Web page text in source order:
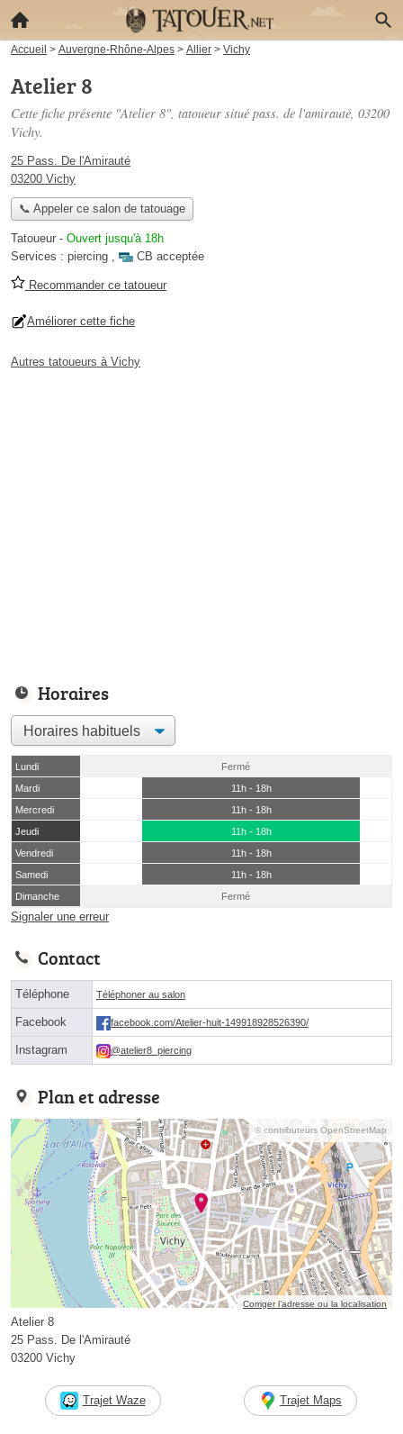
Accueil > Auvergne-Rhône-Alpes > Allier > Vichy
Atelier 8
Cette fiche présente "Atelier 8", tatoueur situé pass. de l'amirauté, 03200
Vichy.
25 Pass. De l'Amirauté
03200 Vichy
📞 Appeler ce salon de tatouage
Tatoueur - Ouvert jusqu'à 18h
Services : piercing , CB acceptée
Recommander ce tatoueur
Améliorer cette fiche
Autres tatoueurs à Vichy
Horaires
Lundi
Fermé
Mardi
11h - 18h
Mercredi
11h - 18h
Jeudi
11h - 18h
Vendredi
11h - 18h
Samedi
11h - 18h
Dimanche
Fermé
Signaler une erreur
Contact
Téléphone Téléphoner au salon
Facebook facebook.com/Atelier-huit-149918928526390/
Instagram @atelier8_piercing
Plan et adresse
© contributeurs OpenStreetMap
Corriger l’adresse ou la localisation
Atelier 8
25 Pass. De l'Amirauté
03200 Vichy
Trajet Waze Trajet Maps